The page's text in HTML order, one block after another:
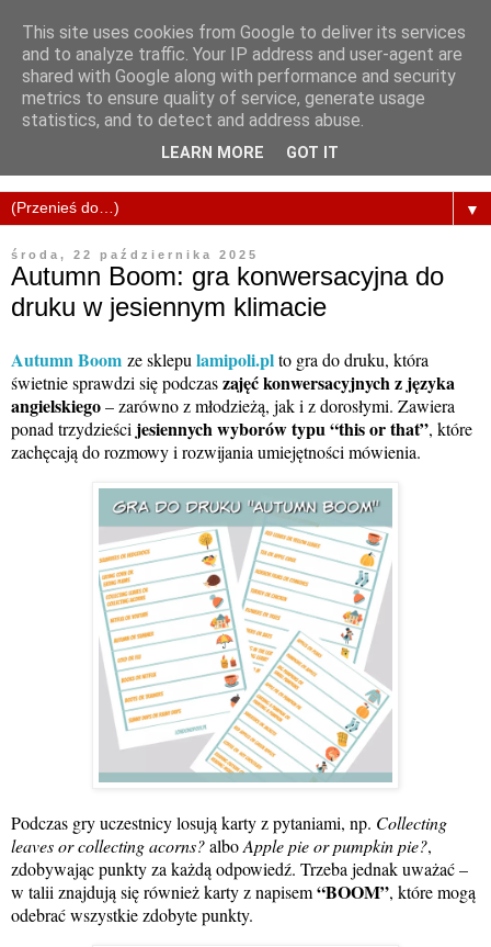
▼
środa, 22 października 2025
Autumn Boom: gra konwersacyjna do
druku w jesiennym klimacie
Autumn Boom ze sklepu lamipoli.plto gra do druku, która
świetnie sprawdzi się podczaszajęć konwersacyjnych z języka
angielskiego– zarówno z młodzieżą, jak i z dorosłymi. Zawiera
ponad trzydzieści jesiennych wyborów typu “this or that”, które
zachęcają do rozmowy i rozwijania umiejętności mówienia.
Podczas gry uczestnicy losują karty z pytaniami, np. Collecting
leaves or collecting acorns?alboApple pie or pumpkin pie?,
zdobywając punkty za każdą odpowiedź. Trzeba jednak uważać –
w talii znajdują się również karty z napisem“BOOM”, które mogą
odebrać wszystkie zdobyte punkty.
This site uses cookies from Google to deliver its services
and to analyze traffic. Your IP address and user-agent are
shared with Google along with performance and security
metrics to ensure quality of service, generate usage
statistics, and to detect and address abuse.
LEARN MORE GOT IT